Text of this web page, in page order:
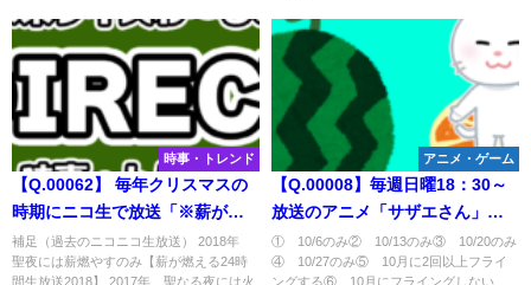
時事・トレンド
【Q.00062】 毎年クリスマスの
時期にニコ生で放送「※薪が燃
えている生放送」。 放送中、最
初のアンケートで決めて燃やす
補足（過去のニコニコ生放送） 2018年
聖夜には薪燃やすのみ【薪が燃える24時
間生放送2018】 2017年 聖なる夜には火
アニメ・ゲーム
【Q.00008】毎週日曜18：30～
放送のアニメ「サザエさん」。
10月の放送でタマがフライング
するのは？
① 10/6のみ② 10/13のみ③ 10/20のみ
④ 10/27のみ⑤ 10月に2回以上フライ
ングする⑥ 10月にフライングしない